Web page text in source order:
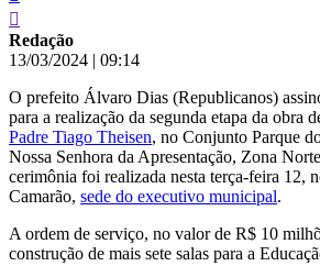
Redação
13/03/2024 | 09:14
O prefeito Álvaro Dias (Republicanos)
para a realização da segunda etapa da obra
Padre Tiago Theisen, no Conjunto Parque
Nossa Senhora da Apresentação, Zona
cerimônia foi realizada nesta terça-feira 12,
Camarão, sede do executivo municipal.
A ordem de serviço, no valor de R$ 10
construção de mais sete salas para a